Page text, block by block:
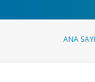
ANA